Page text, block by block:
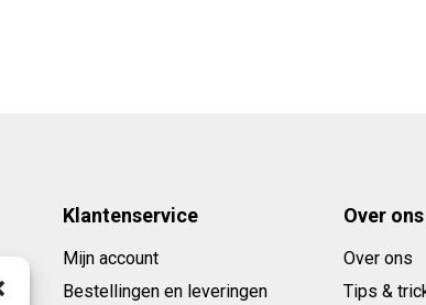
Klantenservice
Mijn account
Bestellingen en leveringen
Over ons
Over ons
Tips &